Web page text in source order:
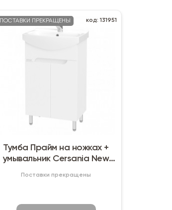
ПОСТАВКИ ПРЕКРАЩЕНЫ код: 131951
Тумба Прайм на ножках +
умывальник Cersania New
Поставки прекращены